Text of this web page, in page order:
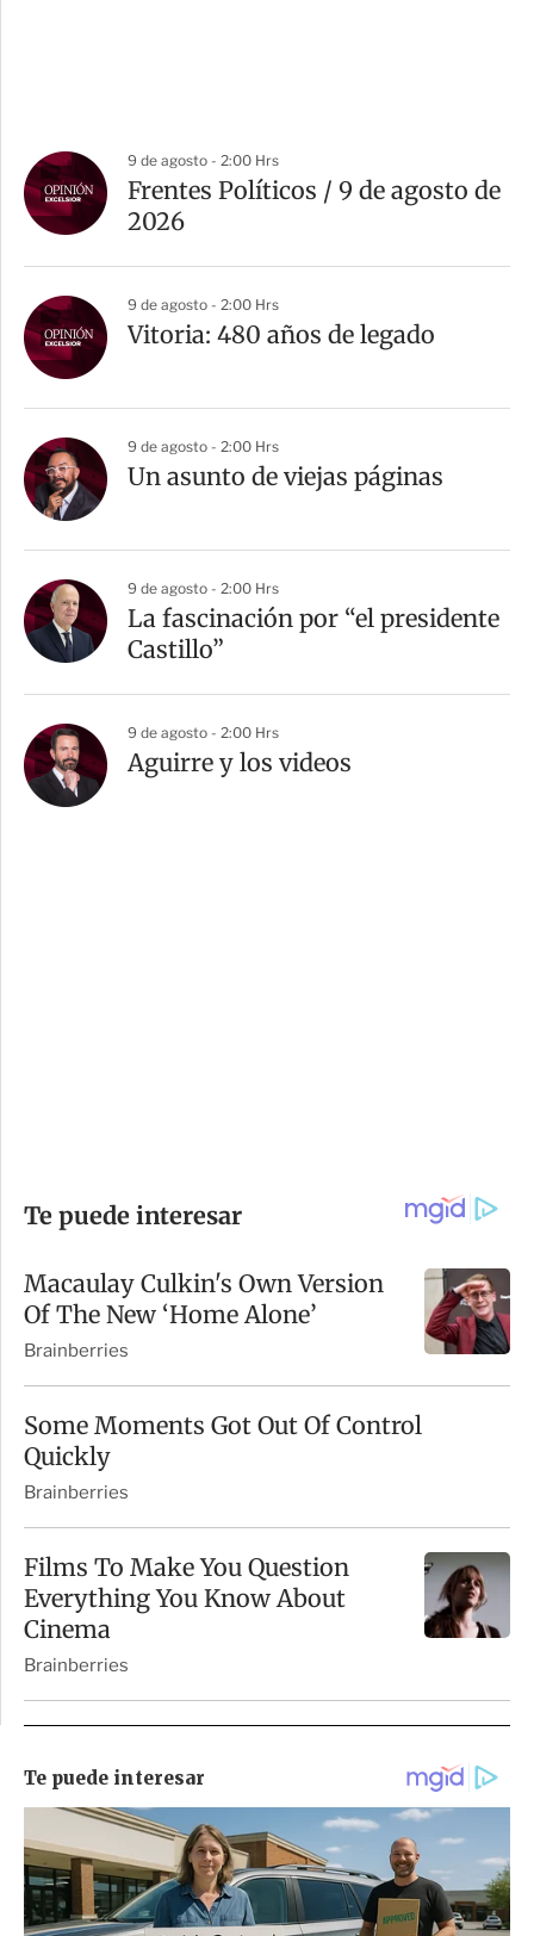
9 de agosto - 2:00 Hrs
Frentes Políticos / 9 de agosto de
2026
9 de agosto - 2:00 Hrs
Vitoria: 480 años de legado
9 de agosto - 2:00 Hrs
Un asunto de viejas páginas
9 de agosto - 2:00 Hrs
La fascinación por “el presidente
Castillo”
9 de agosto - 2:00 Hrs
Aguirre y los videos